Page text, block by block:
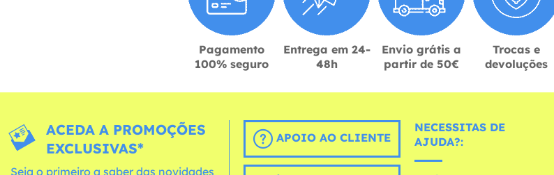
Pagamento
100% seguro
Entrega em 24-
48h
Envio grátis a
partir de 50€
Trocas e
devoluções
ACEDA A PROMOÇÕES
EXCLUSIVAS*
Seja o primeiro a saber das novidades
APOIO AO CLIENTE
NECESSITAS DE
AJUDA?: